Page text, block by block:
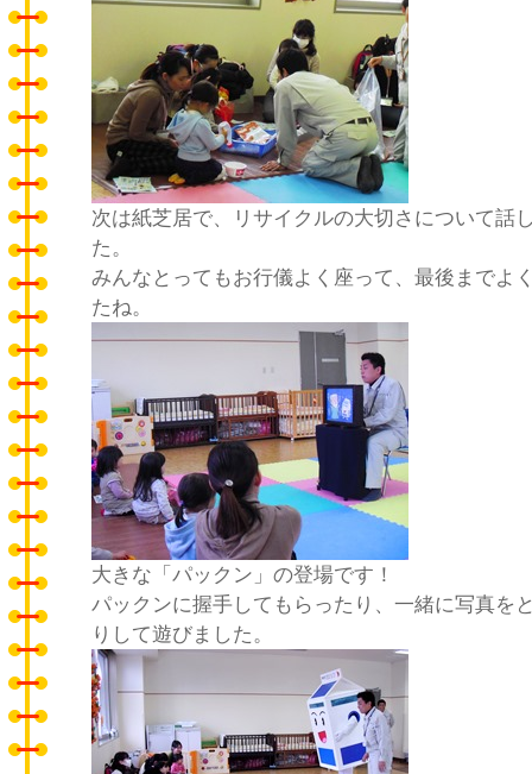
次は紙芝居で、リサイクルの大切さについて話
た。
みんなとってもお行儀よく座って、最後までよ
たね。
大きな「パックン」の登場です！
パックンに握手してもらったり、一緒に写真を
りして遊びました。